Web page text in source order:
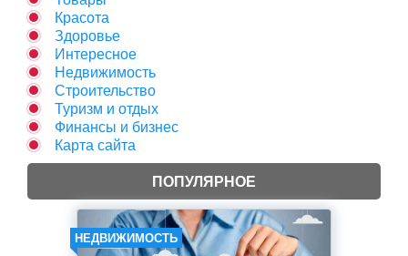
Красота
Здоровье
Интересное
Недвижимость
Строительство
Туризм и отдых
Финансы и бизнес
Карта сайта
ПОПУЛЯРНОЕ
НЕДВИЖИМОСТЬ